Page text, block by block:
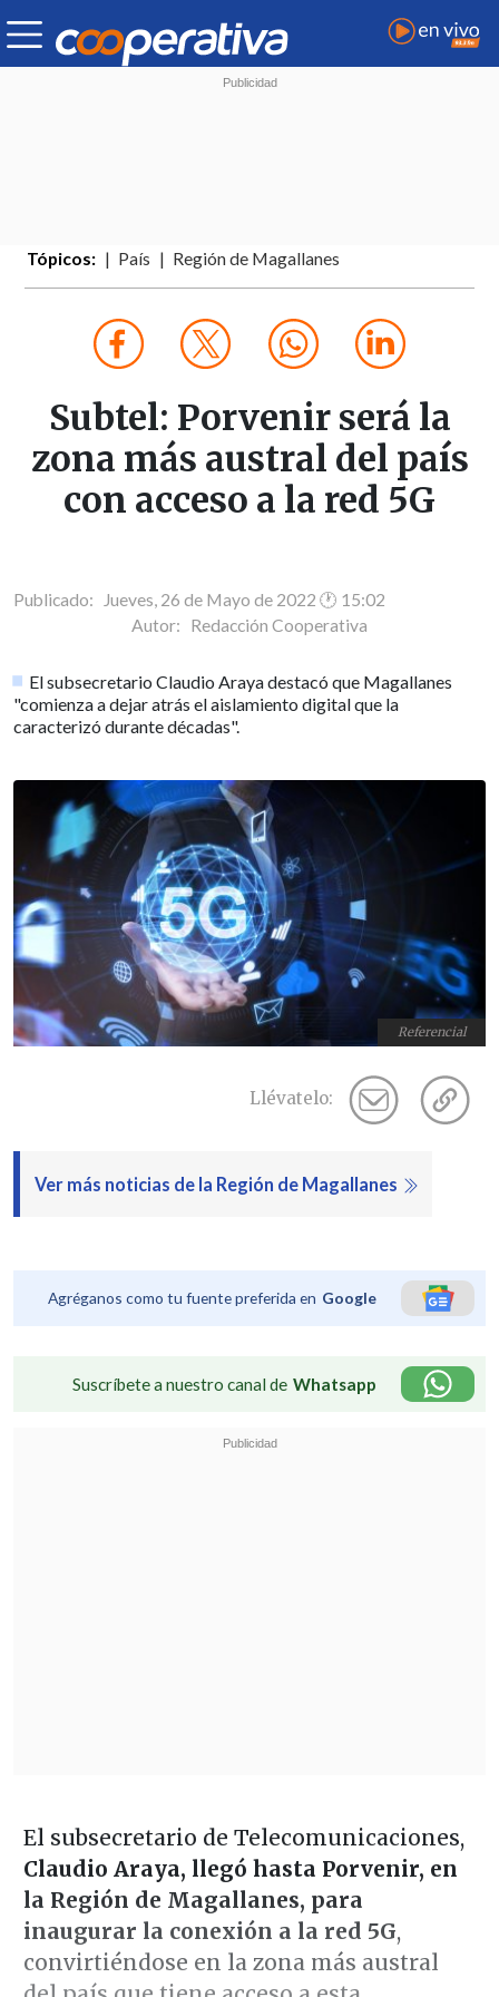
Tópicos: País Región de Magallanes
Subtel: Porvenir será la
zona más austral del país
con acceso a la red 5G
Publicado: Jueves, 26 de Mayo de 2022 🕐 15:02
Autor: Redacción Cooperativa
El subsecretario Claudio Araya destacó que Magallanes
"comienza a dejar atrás el aislamiento digital que la
caracterizó durante décadas".
Referencial
Llévatelo:
Ver más noticias de la Región de Magallanes
Agréganos como tu fuente preferida en Google
Suscríbete a nuestro canal de Whatsapp
El subsecretario de Telecomunicaciones,
Claudio Araya, llegó hasta Porvenir, en
la Región de Magallanes, para
inaugurar la conexión a la red 5G,
convirtiéndose en la zona más austral